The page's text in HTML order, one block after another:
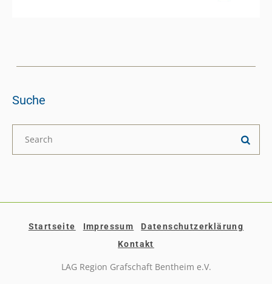
Suche
Startseite Impressum
Datenschutzerklärung
Kontakt
LAG Region Grafschaft Bentheim e.V.